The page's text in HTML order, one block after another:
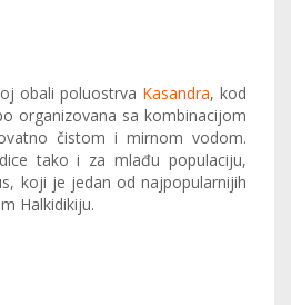
obali poluostrva Kasandra, kod
organizovana sa kombinacijom
čistom i mirnom vodom.
tako i za mlađu populaciju,
koji je jedan od najpopularnijih
Halkidikiju.